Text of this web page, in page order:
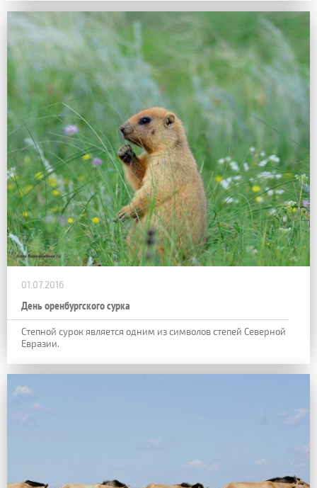
01.07.2016
День оренбургского сурка
Степной сурок является одним из символов степей Северной
Евразии.